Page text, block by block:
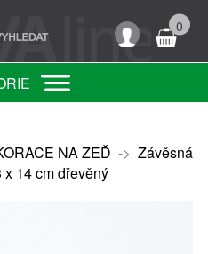
0
NA ZEĎ -> Závěsná
14 cm dřevěný